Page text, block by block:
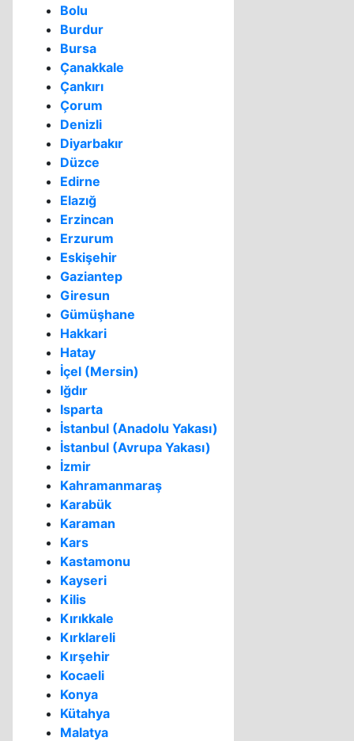
Bolu
Burdur
Bursa
Çanakkale
Çankırı
Çorum
Denizli
Diyarbakır
Düzce
Edirne
Elazığ
Erzincan
Erzurum
Eskişehir
Gaziantep
Giresun
Gümüşhane
Hakkari
Hatay
İçel (Mersin)
Iğdır
Isparta
İstanbul (Anadolu Yakası)
İstanbul (Avrupa Yakası)
İzmir
Kahramanmaraş
Karabük
Karaman
Kars
Kastamonu
Kayseri
Kilis
Kırıkkale
Kırklareli
Kırşehir
Kocaeli
Konya
Kütahya
Malatya